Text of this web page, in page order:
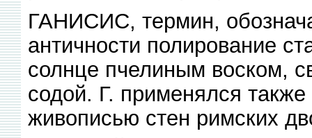
ГАНИСИС, термин,
античности полирование
солнце пчелиным воском,
содой. Г. применялся
живописью стен римских